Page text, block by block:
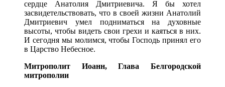
сердце Анатолия Дмитриевича. Я бы хотел
засвидетельствовать, что в своей жизни Анатолий
Дмитриевич умел подниматься на духовные
высоты, чтобы видеть свои грехи и каяться в них.
И сегодня мы молимся, чтобы Господь принял его
в Царство Небесное.
Митрополит Иоанн, Глава Белгородской
митрополии